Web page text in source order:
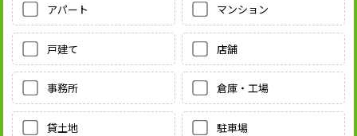
アパート マンション
戸建て 店舗
事務所 倉庫・工場
貸土地 駐車場